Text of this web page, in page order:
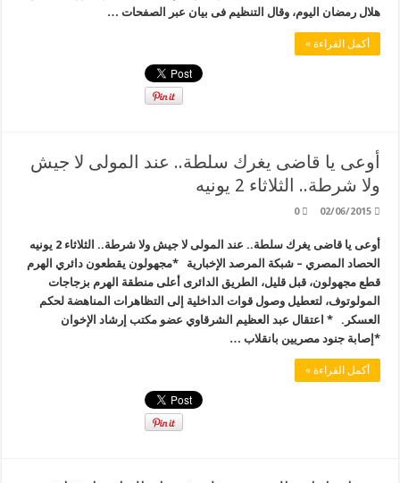
هلال رمضان اليوم، وقال التنظيم فى بيان عبر الصفحات …
أكمل القراءة »
أوعى يا قاضى يغرك سلطة.. عند المولى لا جيش
ولا شرطة.. الثلاثاء 2 يونيه
02/06/2015
0
أوعى يا قاضى يغرك سلطة.. عند المولى لا جيش ولا شرطة.. الثلاثاء 2 يونيه
الحصاد المصري – شبكة المرصد الإخبارية *مجهولون يقطعون دائري الهرم
قطع مجهولون، قبل قليل، الطريق الدائرى أعلى منطقة الهرم بزجاجات
المولوتوف، لتعطيل وصول قوات الداخلية إلى التظاهرات المناهضة لحكم
العسكر. * اعتقال عبد العظيم الشرقاوي عضو مكتب إرشاد الإخوان
*إصابة جنود مصريين بانقلاب …
أكمل القراءة »